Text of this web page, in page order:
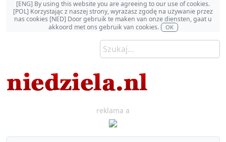
[ENG] By using this website you are agreeing to our use of cookies.
[POL] Korzystając z naszej strony, wyrażasz zgodę na używanie przez
nas cookies [NED] Door gebruik te maken van onze diensten, gaat u
akkoord met ons gebruik van cookies.
OK
reklama a